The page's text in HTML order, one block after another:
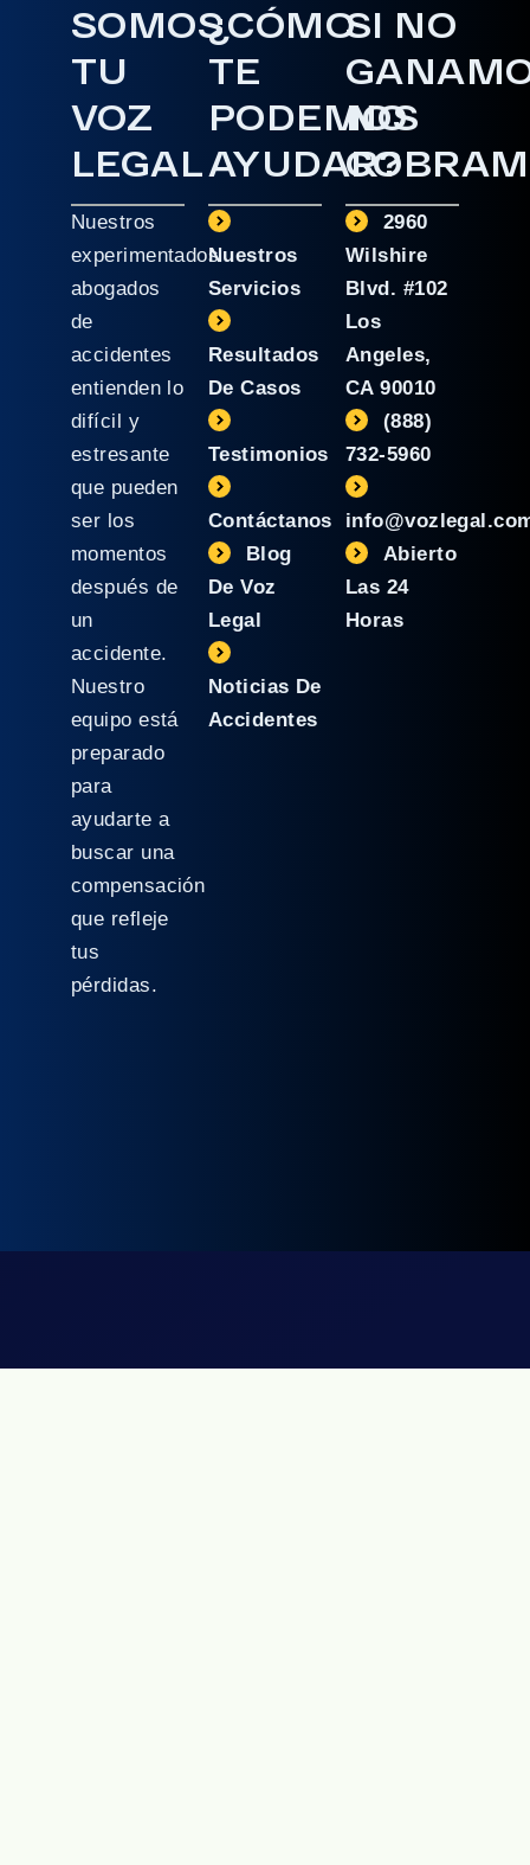
SOMOS
TU
VOZ
LEGAL
Nuestros
experimentados
abogados
de
accidentes
entienden lo
difícil y
estresante
que pueden
ser los
momentos
después de
un
accidente.
Nuestro
equipo está
preparado
para
ayudarte a
buscar una
compensación
que refleje
tus
pérdidas.
¿CÓMO
TE
PODEMOS
AYUDAR?
Nuestros
Servicios
Resultados
De Casos
Testimonios
Contáctanos
Blog
De Voz
Legal
Noticias De
Accidentes
SI NO
NO
2960
Wilshire
Blvd. #102
Los
Angeles,
CA 90010
(888)
732-5960
Abierto
Las 24
Horas